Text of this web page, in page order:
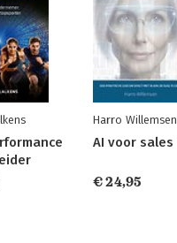
Harro Willemsen
AI voor sales
€ 24,95